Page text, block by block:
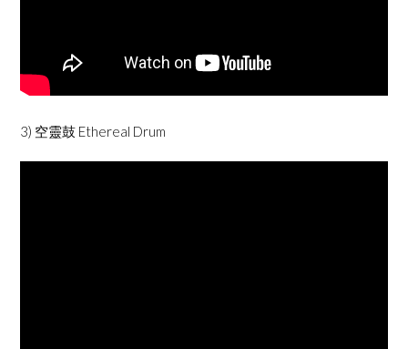
3) 空靈鼓 Ethereal Drum